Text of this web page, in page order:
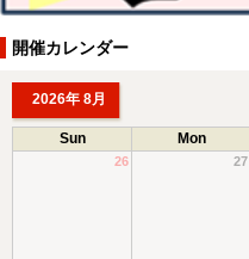
開催カレンダー
2026年 8月
Sun Mon
26 27